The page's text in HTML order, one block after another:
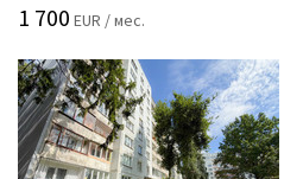
1 700 EUR / мес.